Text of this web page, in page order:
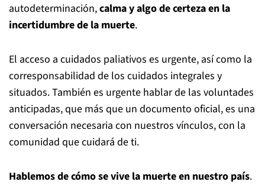
autodeterminación,calma y algo de certeza en la
incertidumbre de la muerte.
El acceso a cuidados paliativos es urgente, así como la
corresponsabilidad de los cuidados integrales y
situados. También es urgente hablar de las voluntades
anticipadas, que más que un documento oficial, es una
conversación necesaria con nuestros vínculos, con la
comunidad que cuidará de ti.
Hablemos de cómo se vive la muerte en nuestro país.